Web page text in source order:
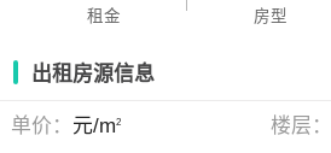
租金 房型
出租房源信息
单价： 元/m2 楼层：